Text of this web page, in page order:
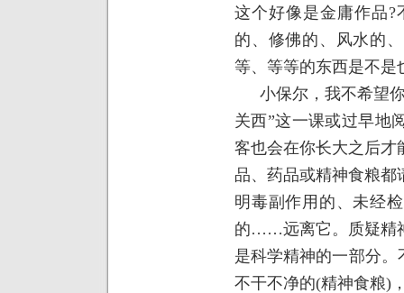
这个好像是金庸作品?
的、修佛的、风水的
等、等等的东西是不是
小保尔，我不希望
关西”这一课或过早地
客也会在你长大之后才
品、药品或精神食粮
明毒副作用的、未经
的……远离它。质疑精
是科学精神的一部分。
不干不净的(精神食粮